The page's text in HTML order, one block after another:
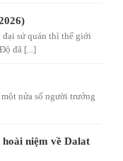
sứ quán thì thế giới
đã [...]
nửa số người trưởng
hoài niệm về Dalat